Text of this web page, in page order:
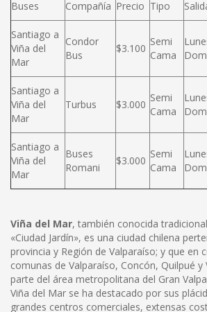
Buses Compañía Precio Tipo
Santiago a
Viña del
Mar
Condor
Bus
$3.100
Semi
Cama
Santiago a
Viña del
Mar
Turbus $3.000
Semi
Cama
Santiago a
Viña del
Mar
Buses
Romani
$3.000
Semi
Cama
Viña del Mar, también conocida
«Ciudad Jardín», es una ciudad chilena
provincia y Región de Valparaíso; y que en
comunas de Valparaíso, Concón, Quilpué
parte del área metropolitana del Gran
Viña del Mar se ha destacado por sus
grandes centros comerciales, extensas